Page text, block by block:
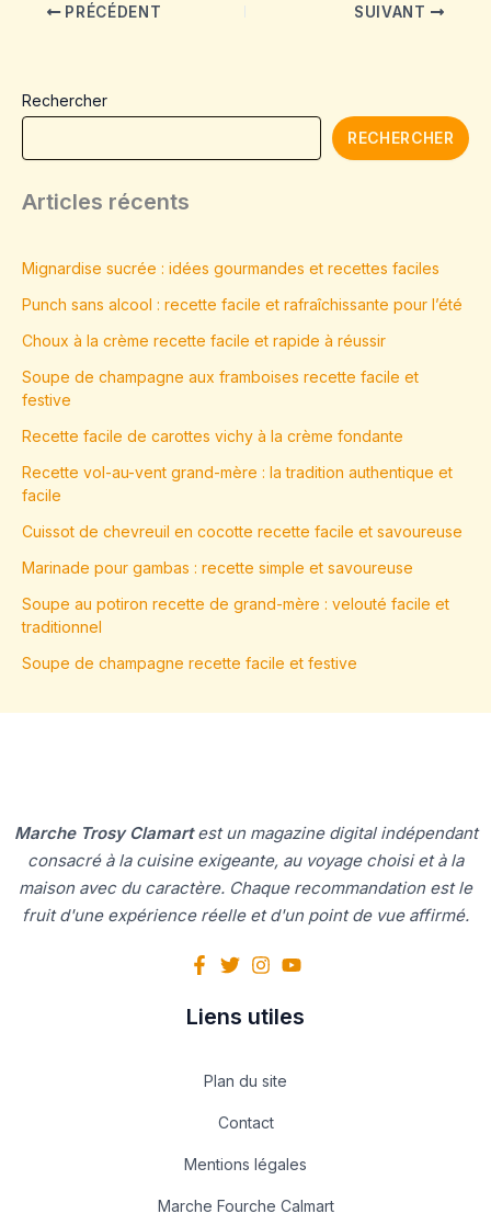
PRÉCÉDENT SUIVANT
Rechercher
RECHERCHER
Articles récents
Mignardise sucrée : idées gourmandes et recettes faciles
Punch sans alcool : recette facile et rafraîchissante pour l’été
Choux à la crème recette facile et rapide à réussir
Soupe de champagne aux framboises recette facile et
festive
Recette facile de carottes vichy à la crème fondante
Recette vol-au-vent grand-mère : la tradition authentique et
facile
Cuissot de chevreuil en cocotte recette facile et savoureuse
Marinade pour gambas : recette simple et savoureuse
Soupe au potiron recette de grand-mère : velouté facile et
traditionnel
Soupe de champagne recette facile et festive
Marche Trosy Clamartest un magazine digital indépendant
consacré à la cuisine exigeante, au voyage choisi et à la
maison avec du caractère. Chaque recommandation est le
fruit d'une expérience réelle et d'un point de vue affirmé.
Liens utiles
Plan du site
Contact
Mentions légales
Marche Fourche Calmart